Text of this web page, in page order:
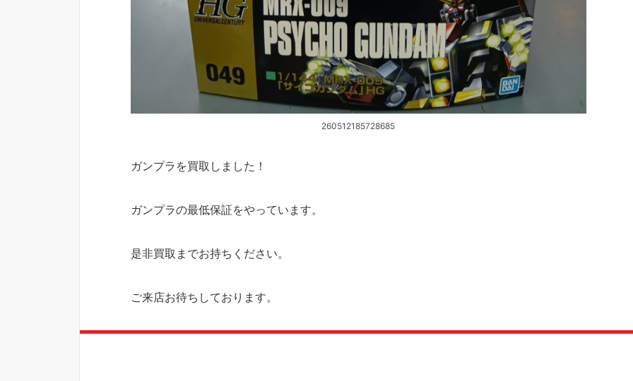
260512185728685
ガンプラを買取しました！
ガンプラの最低保証をやっています。
是非買取までお持ちください。
ご来店お待ちしております。